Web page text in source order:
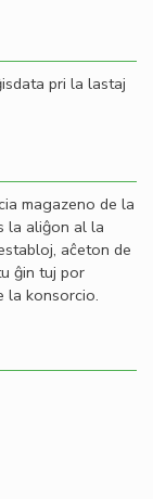
pri la lastaj
magazeno de la
la aliĝon al la
aĉeton de
ĝin tuj por
la konsorcio.